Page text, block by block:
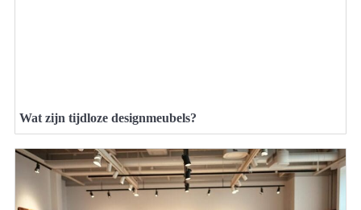
Wat zijn tijdloze designmeubels?